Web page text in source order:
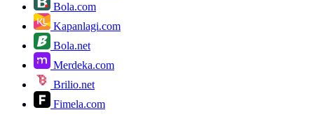
Bola.com
Kapanlagi.com
Bola.net
Merdeka.com
Brilio.net
Fimela.com